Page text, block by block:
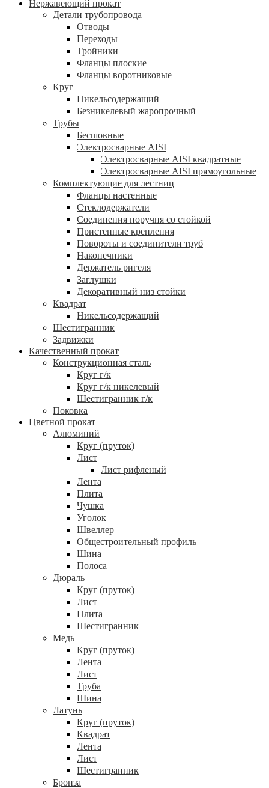
Нержавеющий прокат
Детали трубопровода
Отводы
Переходы
Тройники
Фланцы плоские
Фланцы воротниковые
Круг
Никельсодержащий
Безникелевый жаропрочный
Трубы
Бесшовные
Электросварные AISI
Электросварные AISI квадратные
Электросварные AISI прямоугольные
Комплектующие для лестниц
Фланцы настенные
Стеклодержатели
Соединения поручня со стойкой
Пристенные крепления
Повороты и соединители труб
Наконечники
Держатель ригеля
Заглушки
Декоративный низ стойки
Квадрат
Никельсодержащий
Шестигранник
Задвижки
Качественный прокат
Конструкционная сталь
Круг г/к
Круг г/к никелевый
Шестигранник г/к
Поковка
Цветной прокат
Алюминий
Круг (пруток)
Лист
Лист рифленый
Лента
Плита
Чушка
Уголок
Швеллер
Общестроительный профиль
Шина
Полоса
Дюраль
Круг (пруток)
Лист
Плита
Шестигранник
Медь
Круг (пруток)
Лента
Лист
Труба
Шина
Латунь
Круг (пруток)
Квадрат
Лента
Лист
Шестигранник
Бронза